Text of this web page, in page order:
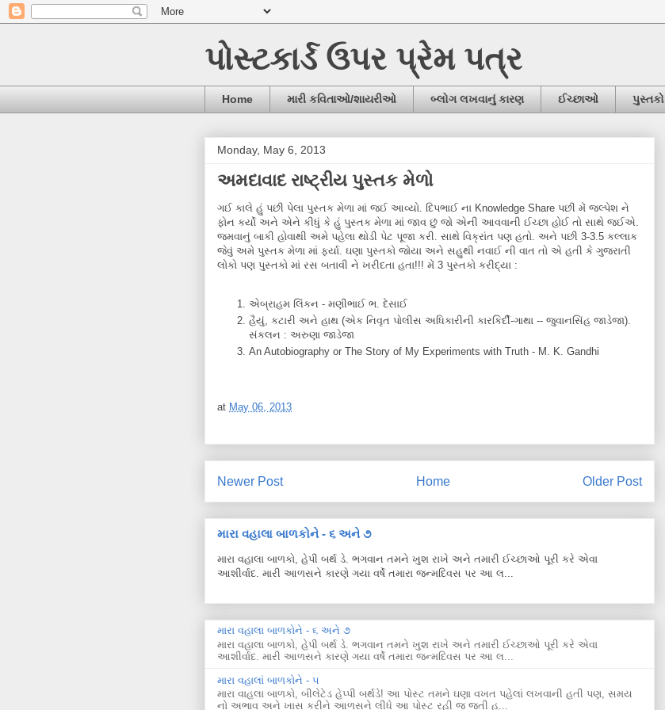
પોસ્ટકાર્ડ ઉપર પ્રેમ પત્ર
Home મારી કવિતાઓ/શાયરીઓ બ્લોગ લખવાનું કારણ ઈચ્છાઓ પુસ્તકો
Monday, May 6, 2013
અમદાવાદ રાષ્ટ્રીય પુસ્તક મેળો
ગઈ કાલે હું પછી પેલા પુસ્તક મેળા માં જઈ આવ્યો. દિપભાઈ ના Knowledge Share પછી મેં જલ્પેશ ને
ફોન કર્યો અને એને કીધું કે હું પુસ્તક મેળા માં જાવ છું જો એની આવવાની ઈચ્છા હોઈ તો સાથે જઈએ.
જમવાનું બાકી હોવાથી અમે પહેલા થોડી પેટ પૂજા કરી. સાથે વિક્રાંત પણ હતો. અને પછી 3-3.5 કલ્લાક
જેવું અમે પુસ્તક મેળા માં ફર્યા. ઘણા પુસ્તકો જોયા અને સહુથી નવાઈ ની વાત તો એ હતી કે ગુજરાતી
લોકો પણ પુસ્તકો માં રસ બતાવી ને ખરીદતા હતા!!! મેં 3 પુસ્તકો કરીદ્યા :
એબ્રાહમ લિંકન - મણીભાઈ ભ. દેસાઈ
હૈયું, કટારી અને હાથ (એક નિવૃત પોલીસ અધિકારીની કારકિર્દી-ગાથા -- જુવાનસિંહ જાડેજા).
સંકલન : અરુણા જાડેજા
An Autobiography or The Story of My Experiments with Truth - M. K. Gandhi
at May 06, 2013
Newer Post Older Post
Home
મારા વહાલા બાળકોને - ૬ અને ૭
મારા વહાલા બાળકો, હેપી બર્થ ડે. ભગવાન તમને ખુશ રાખે અને તમારી ઈચ્છાઓ પૂરી કરે એવા
આશીર્વાદ. મારી આળસને કારણે ગયા વર્ષે તમારા જન્મદિવસ પર આ લ...
મારા વહાલા બાળકોને - ૬ અને ૭
મારા વહાલા બાળકો, હેપી બર્થ ડે. ભગવાન તમને ખુશ રાખે અને તમારી ઈચ્છાઓ પૂરી કરે એવા
આશીર્વાદ. મારી આળસને કારણે ગયા વર્ષે તમારા જન્મદિવસ પર આ લ...
મારા વહાલાં બાળકોને - ૫
મારા વાહલા બાળકો, બીલેટેડ હેપ્પી બર્થડે! આ પોસ્ટ તમને ઘણા વખત પહેલાં લખવાની હતી પણ, સમય
નો અભાવ અને ખાસ કરીને આળસને લીધે આ પોસ્ટ રહી જ જતી હ...